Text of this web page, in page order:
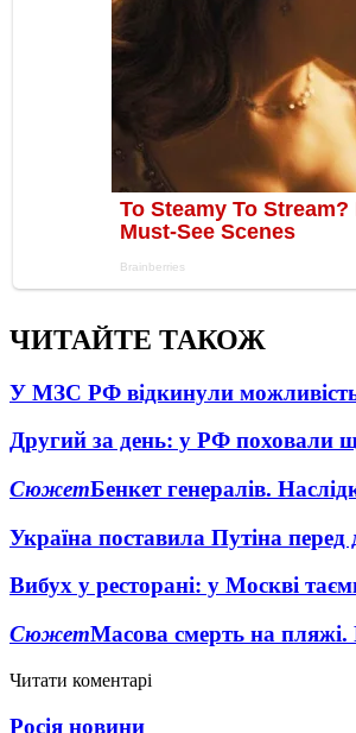
ЧИТАЙТЕ ТАКОЖ
У МЗС РФ відкинули
Другий за день: у РФ поховали
СюжетБенкет генералів.
Україна поставила Путіна
Вибух у ресторані: у Москві
СюжетМасова смерть на
Читати коментарі
Росія новини